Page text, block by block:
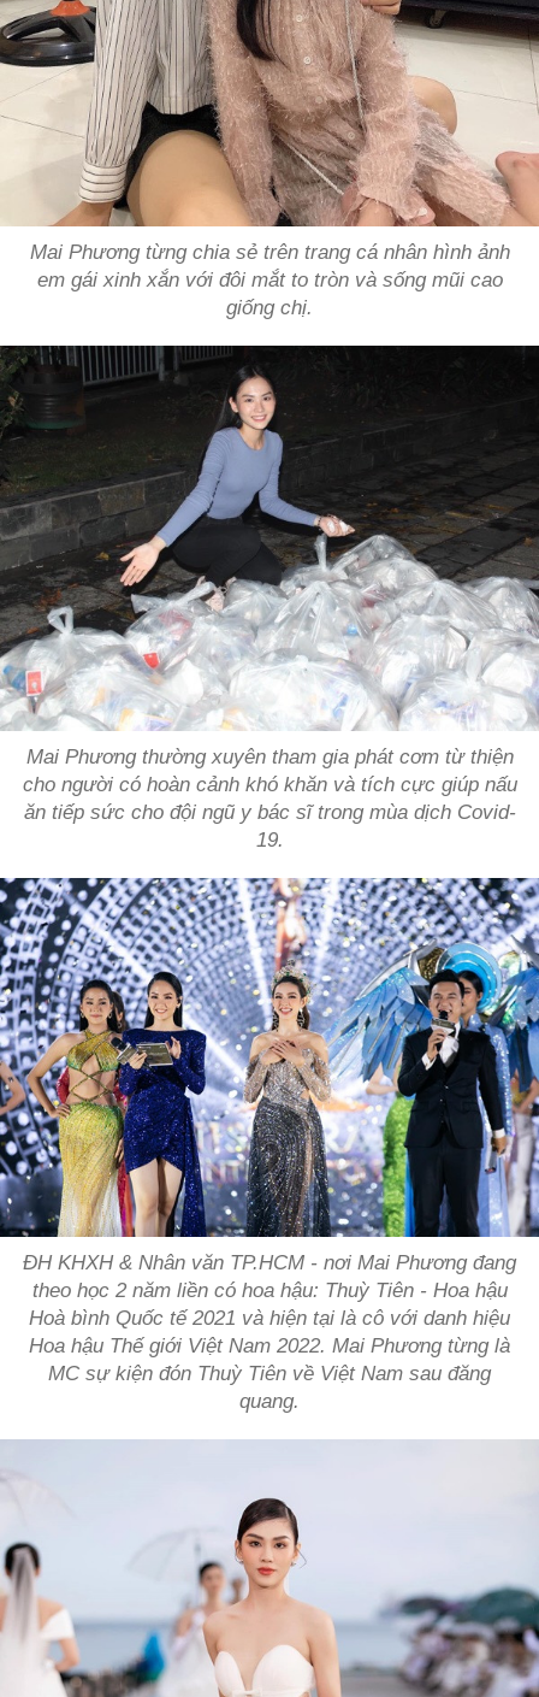
Mai Phương từng chia sẻ trên trang cá nhân hình ảnh
em gái xinh xắn với đôi mắt to tròn và sống mũi cao
giống chị.
Mai Phương thường xuyên tham gia phát cơm từ thiện
cho người có hoàn cảnh khó khăn và tích cực giúp nấu
ăn tiếp sức cho đội ngũ y bác sĩ trong mùa dịch Covid-
19.
ĐH KHXH & Nhân văn TP.HCM - nơi Mai Phương đang
theo học 2 năm liền có hoa hậu: Thuỳ Tiên - Hoa hậu
Hoà bình Quốc tế 2021 và hiện tại là cô với danh hiệu
Hoa hậu Thế giới Việt Nam 2022. Mai Phương từng là
MC sự kiện đón Thuỳ Tiên về Việt Nam sau đăng
quang.